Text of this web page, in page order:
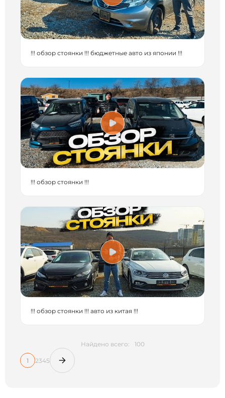
!!! обзор стоянки !!! бюджетные авто из японии !!!
!!! обзор стоянки !!!
!!! обзор стоянки !!! авто из китая !!!
Найдено всего: 100
1 2345